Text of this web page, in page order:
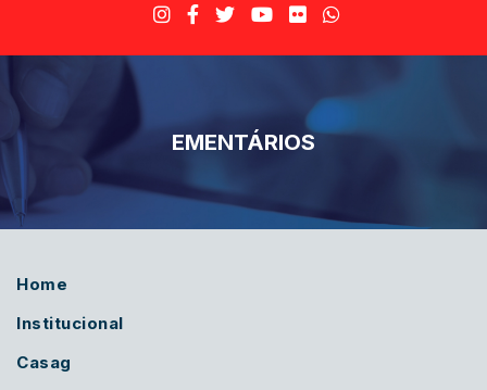
EMENTÁRIOS
Home
Institucional
Casag